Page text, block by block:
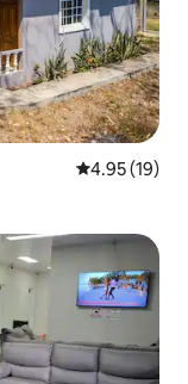
평점 4.95점
4.95 (19)